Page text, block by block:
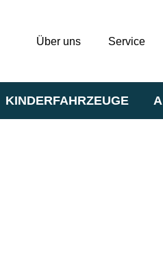
Über uns Service
KINDERFAHRZEUGE